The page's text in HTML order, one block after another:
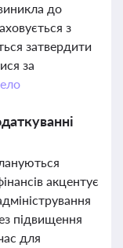
до
з
затвердити
за
акцентує
підвищення
для